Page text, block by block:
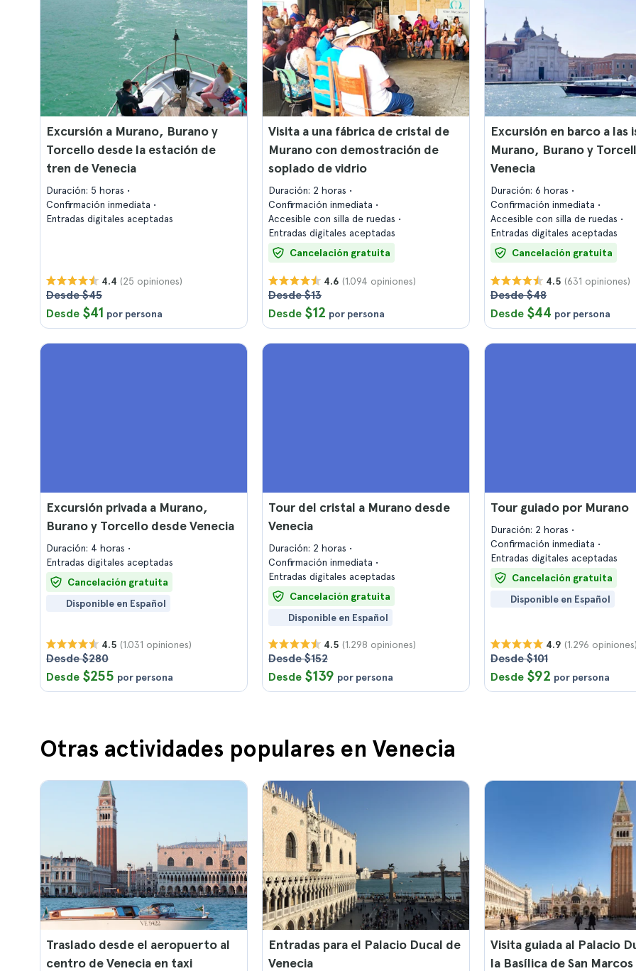
Excursión a Murano, Burano y
Torcello desde la estación de
tren de Venecia
Duración: 5 horas
Confirmación inmediata
Entradas digitales aceptadas
4.4 (25 opiniones)
Desde $45
Desde $41 por persona
Visita a una fábrica de cristal de
Murano con demostración de
soplado de vidrio
Duración: 2 horas
Confirmación inmediata
Accesible con silla de ruedas
Entradas digitales aceptadas
Cancelación gratuita
4.6 (1.094 opiniones)
Desde $13
Desde $12 por persona
Excursión en barco a las
Murano, Burano y
Venecia
Duración: 6 horas
Confirmación inmediata
Accesible con silla de ruedas
Entradas digitales aceptadas
Cancelación gratuita
4.5 (631 opiniones)
Desde $48
Desde $44 por persona
Excursión privada a Murano,
Burano y Torcello desde Venecia
Duración: 4 horas
Entradas digitales aceptadas
Cancelación gratuita
Disponible en Español
4.5 (1.031 opiniones)
Desde $280
Desde $255 por persona
Tour del cristal a Murano desde
Venecia
Duración: 2 horas
Confirmación inmediata
Entradas digitales aceptadas
Cancelación gratuita
Disponible en Español
4.5 (1.298 opiniones)
Desde $152
Desde $139 por persona
Tour guiado por Murano
Duración: 2 horas
Confirmación inmediata
Entradas digitales aceptadas
Cancelación gratuita
Disponible en Español
4.9 (1.296
Desde $101
Desde $92 por persona
Otras actividades populares en Venecia
Traslado desde el aeropuerto al
centro de Venecia en taxi
Entradas para el Palacio Ducal de
Venecia
Visita guiada al Palacio
la Basílica de San Marcos